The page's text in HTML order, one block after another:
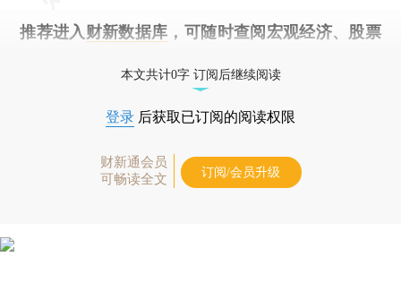
推荐进入 财新数据库 ，可随时查阅宏观经济、股票
本文共计0字 订阅后继续阅读
登录 后获取已订阅的阅读权限
财新通会员
可畅读全文
订阅/会员升级